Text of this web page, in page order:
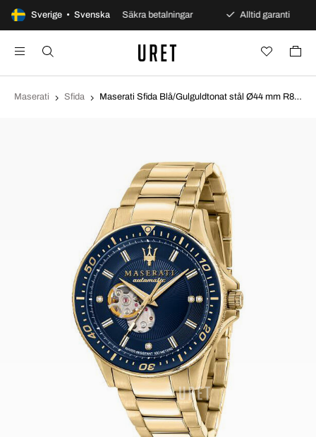
Sverige • Svenska
öppet köp Säkra betalningar Alltid garanti
Maserati Sfida Maserati Sfida Blå/Gulguldtonat stål Ø44 mm R8823140004